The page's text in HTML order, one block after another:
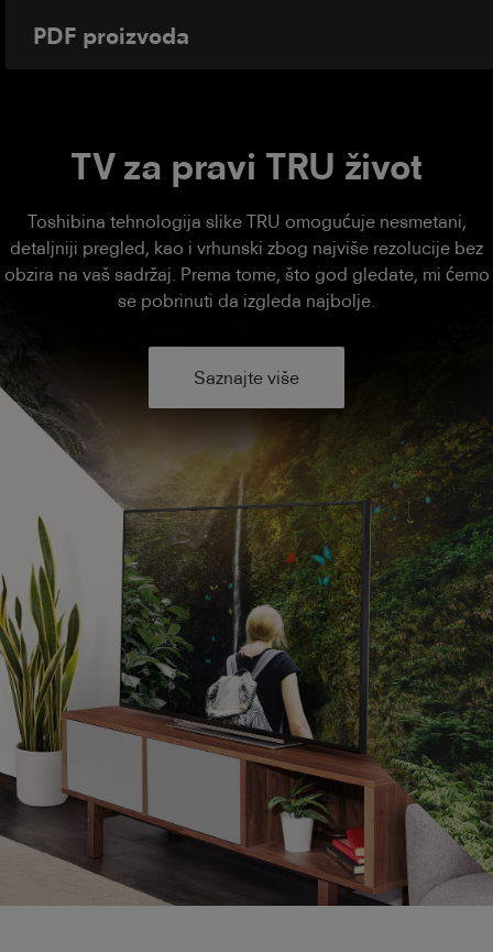
PDF proizvoda
TV za pravi TRU život
Toshibina tehnologija slike TRU omogućuje nesmetani,
detaljniji pregled, kao i vrhunski zbog najviše rezolucije bez
obzira na vaš sadržaj. Prema tome, što god gledate, mi ćemo
se pobrinuti da izgleda najbolje.
Saznajte više